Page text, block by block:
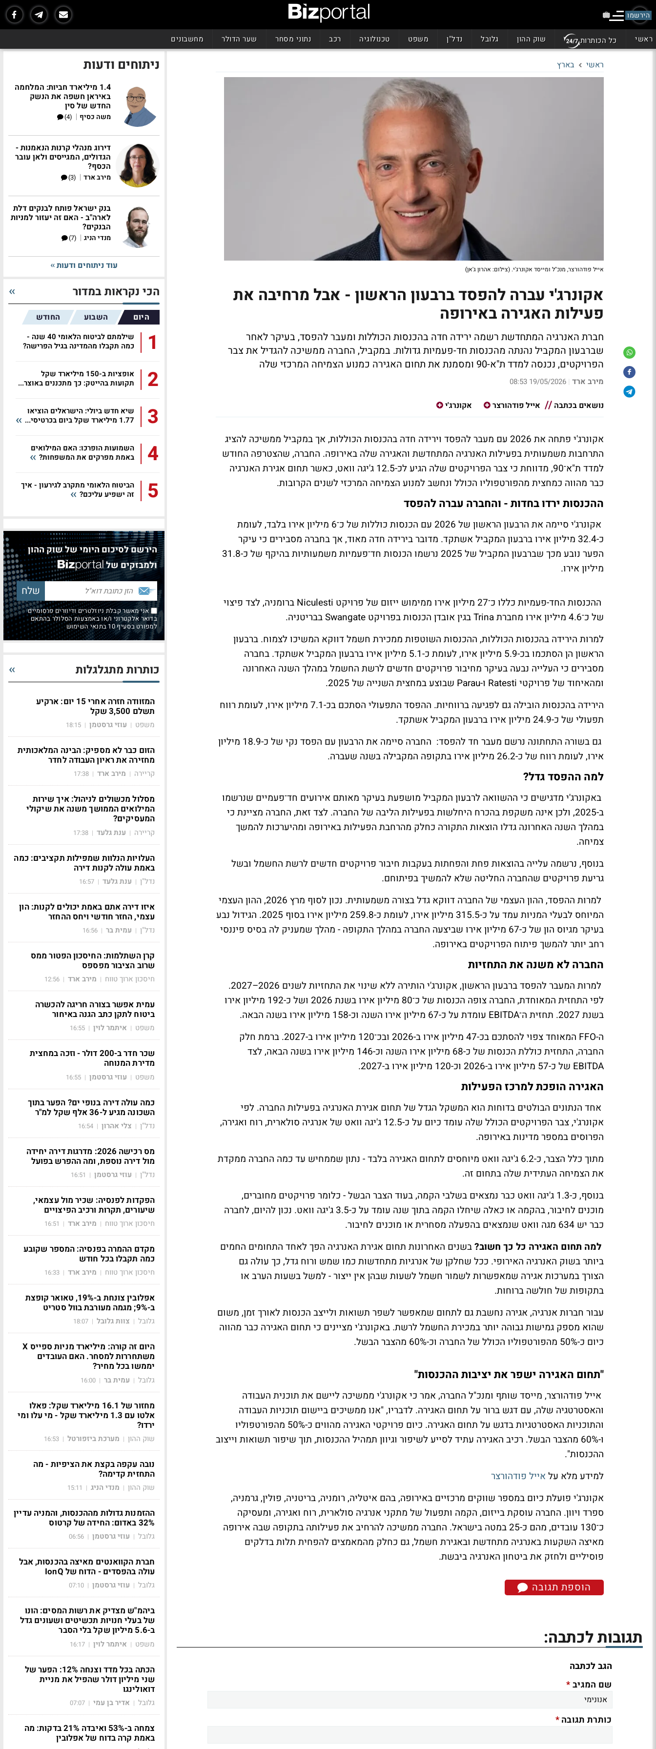
הירשמו
ראשי כל הכותרות שוק ההון גלובל נדל"ן משפט טכנולוגיה רכב נתוני מסחר שער הדולר מחשבונים
ראשי בארץ
אייל פודהורצר, מנכ"ל ומייסד אקונרג'י. (צילום: אהרון ג'אן)
אקונרג'י עברה להפסד ברבעון הראשון - אבל מרחיבה את
פעילות האגירה באירופה
חברת האנרגיה המתחדשת רשמה ירידה חדה בהכנסות הכוללות ומעבר להפסד, בעיקר לאחר
שברבעון המקביל נהנתה מהכנסות חד-פעמיות גדולות. במקביל, החברה ממשיכה להגדיל את צבר
הפרויקטים, נכנסה למדד ת"א-90 ומסמנת את תחום האגירה כמנוע הצמיחה המרכזי שלה
מירב ארד |
19/05/2026 08:53
נושאים בכתבה אייל פודהורצר אקונרג'י
אקונרג'י פתחה את 2026 עם מעבר להפסד וירידה חדה בהכנסות הכוללות, אך במקביל ממשיכה להציג
התרחבות משמעותית בפעילות האנרגיה המתחדשת והאגירה שלה באירופה. החברה, שהצטרפה החודש
למדד ת"א־90, מדווחת כי צבר הפרויקטים שלה הגיע לכ-12.5 ג'יגה וואט, כאשר תחום אגירת האנרגיה
כבר מהווה כמחצית מהפורטפוליו הכולל ונחשב למנוע הצמיחה המרכזי לשנים הקרובות.
ההכנסות ירדו בחדות - והחברה עברה להפסד
אקונרג'י סיימה את הרבעון הראשון של 2026 עם הכנסות כוללות של כ־6 מיליון אירו בלבד, לעומת
כ-32.4 מיליון אירו ברבעון המקביל אשתקד. מדובר בירידה חדה מאוד, אך בחברה מסבירים כי עיקר
הפער נובע מכך שברבעון המקביל של 2025 נרשמו הכנסות חד־פעמיות משמעותיות בהיקף של כ-31.8
מיליון אירו.
ההכנסות החד-פעמיות כללו כ־27 מיליון אירו ממימוש ייזום של פרויקט Niculesti ברומניה, לצד פיצוי
של כ־4.6 מיליון אירו מחברת Trina בגין אובדן הכנסות בפרויקט Swangate בבריטניה.
למרות הירידה בהכנסות הכוללות, ההכנסות השוטפות ממכירת חשמל דווקא המשיכו לצמוח. ברבעון
הראשון הן הסתכמו בכ-5.9 מיליון אירו, לעומת כ-5.1 מיליון אירו ברבעון המקביל אשתקד. בחברה
מסבירים כי העלייה נבעה בעיקר מחיבור פרויקטים חדשים לרשת החשמל במהלך השנה האחרונה
ומהאיחוד של פרויקטי Ratesti ו-Parau שבוצע במחצית השנייה של 2025.
הירידה בהכנסות הובילה גם לפגיעה ברווחיות. ההפסד התפעולי הסתכם בכ-7.1 מיליון אירו, לעומת רווח
תפעולי של כ-24.9 מיליון אירו ברבעון המקביל אשתקד.
גם בשורה התחתונה נרשם מעבר חד להפסד: החברה סיימה את הרבעון עם הפסד נקי של כ-18.9 מיליון
אירו, לעומת רווח של כ-26.2 מיליון אירו בתקופה המקבילה בשנה שעברה.
למה ההפסד גדל?
באקונרג'י מדגישים כי ההשוואה לרבעון המקביל מושפעת בעיקר מאותם אירועים חד־פעמיים שנרשמו
ב-2025, ולכן אינה משקפת בהכרח היחלשות בפעילות הליבה של החברה. לצד זאת, החברה מציינת כי
במהלך השנה האחרונה גדלו הוצאות התקורה כחלק מהרחבת הפעילות באירופה ומהיערכות להמשך
צמיחה.
בנוסף, נרשמה עלייה בהוצאות פחת והפחתות בעקבות חיבור פרויקטים חדשים לרשת החשמל ובשל
גריעת פרויקטים שהחברה החליטה שלא להמשיך בפיתוחם.
למרות ההפסד, ההון העצמי של החברה דווקא גדל בצורה משמעותית. נכון לסוף מרץ 2026, ההון העצמי
המיוחס לבעלי המניות עמד על כ-315.5 מיליון אירו, לעומת כ-259.8 מיליון אירו בסוף 2025. הגידול נבע
בעיקר מגיוס הון של כ-67 מיליון אירו שביצעה החברה במהלך התקופה - מהלך שמעניק לה בסיס פיננסי
רחב יותר להמשך פיתוח הפרויקטים באירופה.
החברה לא משנה את התחזיות
למרות המעבר להפסד ברבעון הראשון, אקונרג'י הותירה ללא שינוי את התחזיות לשנים 2026–2027.
לפי התחזית המאוחדת, החברה צופה הכנסות של כ־80 מיליון אירו בשנת 2026 ושל כ-192 מיליון אירו
בשנת 2027. תחזית ה־EBITDA עומדת על כ-67 מיליון אירו השנה וכ-158 מיליון אירו בשנה הבאה.
ה-FFO המאוחד צפוי להסתכם בכ-47 מיליון אירו ב-2026 ובכ־120 מיליון אירו ב-2027. ברמת חלק
החברה, התחזית כוללת הכנסות של כ-68 מיליון אירו השנה וכ-146 מיליון אירו בשנה הבאה, לצד
EBITDA של כ-57 מיליון אירו ב-2026 וכ-120 מיליון אירו ב-2027.
האגירה הופכת למרכז הפעילות
אחד הנתונים הבולטים בדוחות הוא המשקל הגדל של תחום אגירת האנרגיה בפעילות החברה. לפי
אקונרג'י, צבר הפרויקטים הכולל שלה עומד כיום על כ-12.5 ג'יגה וואט של אנרגיה סולארית, רוח ואגירה,
הפרוסים במספר מדינות באירופה.
מתוך כלל הצבר, כ-6.2 ג'יגה וואט מיוחסים לתחום האגירה בלבד - נתון שממחיש עד כמה החברה ממקדת
את הצמיחה העתידית שלה בתחום זה.
בנוסף, כ-1.3 ג'יגה וואט כבר נמצאים בשלבי הקמה, בעוד הצבר הבשל - כלומר פרויקטים מחוברים,
מוכנים לחיבור, בהקמה או כאלה שיחלו הקמה בתוך שנה עומד על כ-3.5 ג'יגה וואט. נכון להיום, לחברה
כבר יש 634 מגה וואט שנמצאים בהפעלה מסחרית או מוכנים לחיבור.
למה תחום האגירה כל כך חשוב?בשנים האחרונות תחום אגירת האנרגיה הפך לאחד התחומים החמים
ביותר בשוק האנרגיה האירופי. ככל שחלקן של אנרגיות מתחדשות כמו שמש ורוח גדל, כך עולה גם
הצורך במערכות אגירה שמאפשרות לשמור חשמל לשעות שבהן אין ייצור - למשל בשעות הערב או
בתקופות של חולשה ברוחות.
עבור חברות אנרגיה, אגירה נחשבת גם לתחום שמאפשר לשפר תשואות ולייצב הכנסות לאורך זמן, משום
שהוא מספק גמישות גבוהה יותר במכירת החשמל לרשת. באקונרג'י מציינים כי תחום האגירה כבר מהווה
כיום כ-50% מהפורטפוליו הכולל של החברה וכ-60% מהצבר הבשל.
"תחום האגירה ישפר את יציבות ההכנסות"
אייל פודהורצר, מייסד שותף ומנכ"ל החברה, אמר כי אקונרג'י ממשיכה ליישם את תוכנית העבודה
והאסטרטגיה שלה, עם דגש ברור על תחום האגירה. לדבריו, "אנו ממשיכים ביישום תוכניות העבודה
והתוכניות האסטרטגיות בדגש על תחום האגירה. כיום פרויקטי האגירה מהווים כ-50% מהפורטפוליו
ו-60% מהצבר הבשל. רכיב האגירה עתיד לסייע לשיפור וגיוון תמהיל ההכנסות, תוך שיפור תשואות וייצוב
ההכנסות".
למידע מלא על אייל פודהורצר
אקונרג'י פועלת כיום במספר שווקים מרכזיים באירופה, בהם איטליה, רומניה, בריטניה, פולין, גרמניה,
ספרד ויוון. החברה עוסקת בייזום, הקמה ותפעול של מתקני אנרגיה סולארית, רוח ואגירה, ומעסיקה
כ־130 עובדים, מהם כ-25 במטה בישראל. החברה ממשיכה להרחיב את פעילותה בתקופה שבה אירופה
מאיצה השקעות באנרגיה מתחדשת ובאגירת חשמל, גם כחלק מהמאמצים להפחית תלות בדלקים
פוסיליים ולחזק את ביטחון האנרגיה ביבשת.
הוספת תגובה
תגובות לכתבה:
הגב לכתבה
שם המגיב*
כותרת תגובה*
ניתוחים ודעות
1.4 מיליארד חביות: המלחמה
באיראן חשפה את הנשק
החדש של סין
משה כסיף |
(4)
דירוג מנהלי קרנות הנאמנות -
הגדולים, המגייסים ולאן עובר
הכסף?
מירב ארד |
(3)
בנק ישראל פותח לבנקים דלת
לארה"ב - האם זה יעזור למניות
הבנקים?
מנדי הניג |
(7)
עוד ניתוחים ודעות
הכי נקראות במדור
היום השבוע החודש
1
שילמתם לביטוח הלאומי 40 שנה -
כמה תקבלו מהמדינה בגיל הפרישה?
2
אופציות ב-150 מיליארד שקל
תקועות בהייטק: כך מתכננים באוצר...
3
שיא חדש ביולי: הישראלים הוציאו
1.77 מיליארד שקל ביום בכרטיסי...
4
השמועות הופרכו: האם המילואים
באמת מפרקים את המשפחות?
5
הביטוח הלאומי מתקרב לגירעון - איך
זה ישפיע עליכם?
הירשם לסיכום היומי של שוק ההון
ולמבזקים של
אני מאשר קבלת ניוזלטרים ודיוורים פרסומיים
בדואר אלקטרוני ו/או באמצעות הסלולר בהתאם
למפורט בסעיף 10 בתנאי השימוש
כותרות מתגלגלות
המזוודה חזרה אחרי 15 יום: ארקיע
תשלם 3,500 שקל
משפט | עוזי גרסטמן |
18:15
הזום כבר לא מספיק: הבינה המלאכותית
מחזירה את ראיון העבודה לחדר
קריירה | מירב ארד |
17:38
מסלול מכשולים לניהול: איך שירות
המילואים הממושך משנה את שיקולי
המעסיקים?
קריירה | ענת גלעד |
17:38
העלויות הנלוות שמפילות תקציבים: כמה
באמת עולה לקנות דירה
נדל"ן | ענת גלעד |
16:57
איזו דירה אתם באמת יכולים לקנות: הון
עצמי, החזר חודשי ויחס ההחזר
נדל"ן | עמית בר |
16:56
קרן השתלמות: החיסכון הפטור ממס
שרוב הציבור מפספס
חיסכון ארוך טווח | מירב ארד |
12:56
עמית אפשר בצורה חריגה להכשרה
ביטוח לתקן כתב הגנה באיחור
משפט | איתמר לוין |
16:55
שכר חדר ב-200 דולר - וזכה במחצית
מדירת המנוחה
משפט | עוזי גרסטמן |
16:55
כמה עולה דירה בנופי ים? הפער בתוך
השכונה מגיע ל-36 אלף שקל למ"ר
נדל"ן | צלי אהרון |
16:54
מס רכישה 2026: מדרגות דירה יחידה
מול דירה נוספת, ומה ההפרש בפועל
נדל"ן | עוזי גרסטמן |
16:51
הפקדות לפנסיה: שכיר מול עצמאי,
שיעורים, תקרות ורכיב הפיצויים
חיסכון ארוך טווח | מירב ארד |
16:51
מקדם ההמרה בפנסיה: המספר שקובע
כמה תקבלו בכל חודש
חיסכון ארוך טווח | מירב ארד |
16:33
אפלובין צונחת ב-19%, טאואר קופצת
ב-9%; מגמה מעורבת בוול סטריט
גלובל | צוות גלובל |
18:07
היום זה קורה: מיליארד מניות ספייס X
משתחררות למסחר. האם העובדים
יממשו בכל מחיר?
גלובל | עמית בר |
16:00
מחזור של 16.1 מיליארד שקל: פאלו
אלטו עם 1.3 מיליארד שקל - מי עלו ומי
ירדו?
שוק ההון | מערכת ביזפורטל |
16:53
נובה עקפה בקצת את הציפיות - מה
התחזית קדימה?
שוק ההון | מנדי הניג |
15:11
ההזמנות גדולות מההכנסות, והמניה עדיין
32% באדום: החידה של קרטוס
גלובל | עוזי גרסטמן |
06:56
חברת הקוואנטים מאיצה בהכנסות, אבל
עולה בהפסדים - הדוח של IonQ
גלובל | עוזי גרסטמן |
07:10
ביהמ"ש מצדיק את רשות המסים: הונו
של בעלי חנויות תכשיטים ושעונים גדל
ב-5.6 מיליון שקל בלי הסבר
משפט | איתמר לוין |
16:17
הכתה בכל מדד וצנחה 12%: הפער של
שני מיליון דולר שהפיל את מניית
דואולינגו
גלובל | אדיר בן עמי |
07:07
צמחה ב-53% ואיבדה 21% בדקות: מה
באמת קרה בדוח של אפלובין